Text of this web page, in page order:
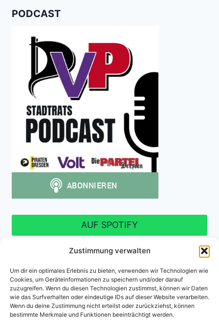
Zustimmung verwalten
Um dir ein optimales Erlebnis zu bieten, verwenden wir Technologien wie
Cookies, um Geräteinformationen zu speichern und/oder darauf
zuzugreifen. Wenn du diesen Technologien zustimmst, können wir Daten
wie das Surfverhalten oder eindeutige IDs auf dieser Website verarbeiten.
Wenn du deine Zustimmung nicht erteilst oder zurückziehst, können
bestimmte Merkmale und Funktionen beeinträchtigt werden.
PODCAST
AUF SPOTIFY
Impressum
Datenschutzerklärung
Cookie-Richtlinie (EU)